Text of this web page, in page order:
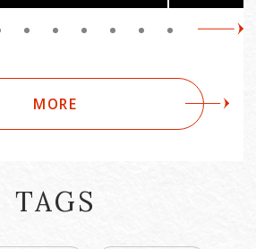
MORE
TAGS